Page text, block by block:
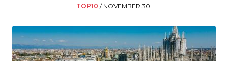
TOP10 / NOVEMBER 30.